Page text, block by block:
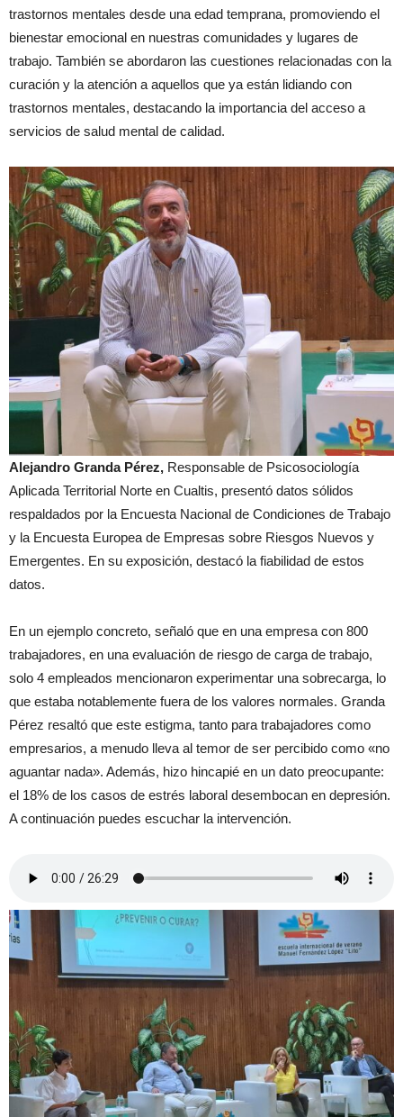
trastornos mentales desde una edad temprana, promoviendo el
bienestar emocional en nuestras comunidades y lugares de
trabajo. También se abordaron las cuestiones relacionadas con la
curación y la atención a aquellos que ya están lidiando con
trastornos mentales, destacando la importancia del acceso a
servicios de salud mental de calidad.
Alejandro Granda Pérez, Responsable de Psicosociología
Aplicada Territorial Norte en Cualtis, presentó datos sólidos
respaldados por la Encuesta Nacional de Condiciones de Trabajo
y la Encuesta Europea de Empresas sobre Riesgos Nuevos y
Emergentes. En su exposición, destacó la fiabilidad de estos
datos.
En un ejemplo concreto, señaló que en una empresa con 800
trabajadores, en una evaluación de riesgo de carga de trabajo,
solo 4 empleados mencionaron experimentar una sobrecarga, lo
que estaba notablemente fuera de los valores normales. Granda
Pérez resaltó que este estigma, tanto para trabajadores como
empresarios, a menudo lleva al temor de ser percibido como «no
aguantar nada». Además, hizo hincapié en un dato preocupante:
el 18% de los casos de estrés laboral desembocan en depresión.
A continuación puedes escuchar la intervención.